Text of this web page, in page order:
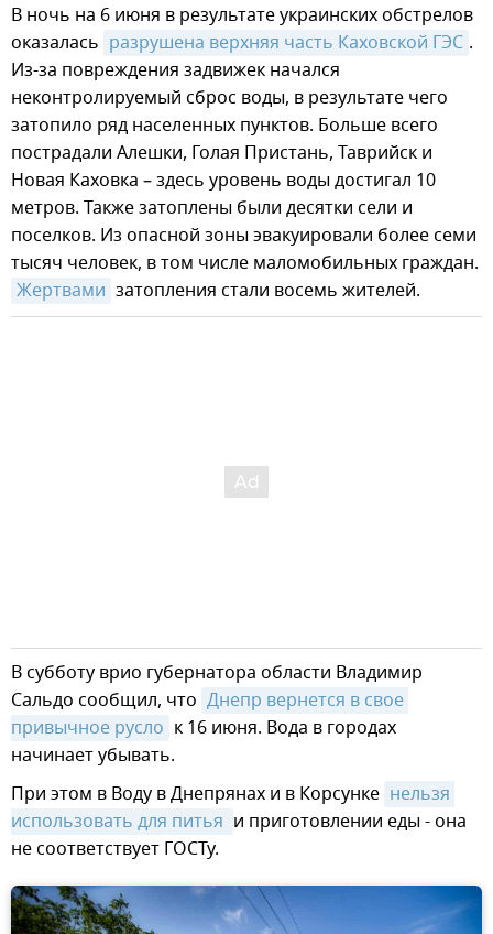
В ночь на 6 июня в результате украинских обстрелов
оказалась разрушена верхняя часть Каховской ГЭС .
Из-за повреждения задвижек начался
неконтролируемый сброс воды, в результате чего
затопило ряд населенных пунктов. Больше всего
пострадали Алешки, Голая Пристань, Таврийск и
Новая Каховка – здесь уровень воды достигал 10
метров. Также затоплены были десятки сели и
поселков. Из опасной зоны эвакуировали более семи
тысяч человек, в том числе маломобильных граждан.
Жертвами затопления стали восемь жителей.
В субботу врио губернатора области Владимир
Сальдо сообщил, что Днепр вернется в свое
привычное русло к 16 июня. Вода в городах
начинает убывать.
При этом в Воду в Днепрянах и в Корсунке нельзя
использовать для питья и приготовлении еды - она
не соответствует ГОСТу.